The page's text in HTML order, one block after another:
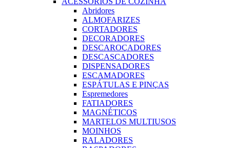
Abridores
ALMOFARIZES
CORTADORES
DECORADORES
DESCAROÇADORES
DESCASCADORES
DISPENSADORES
ESCAMADORES
ESPÁTULAS E PINÇAS
Espremedores
FATIADORES
MAGNÉTICOS
MARTELOS MULTIUSOS
MOINHOS
RALADORES